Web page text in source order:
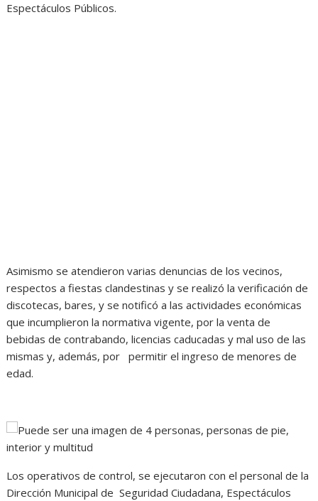
Espectáculos Públicos.
Asimismo se atendieron varias denuncias de los vecinos,
respectos a fiestas clandestinas y se realizó la verificación de
discotecas, bares, y se notificó a las actividades económicas
que incumplieron la normativa vigente, por la venta de
bebidas de contrabando, licencias caducadas y mal uso de las
mismas y, además, por permitir el ingreso de menores de
edad.
Los operativos de control, se ejecutaron con el personal de la
Dirección Municipal de Seguridad Ciudadana, Espectáculos